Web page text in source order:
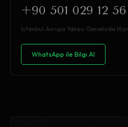
+90 501 029 12 56
İstanbul Avrupa Yakası Genelinde
WhatsApp ile Bilgi Al